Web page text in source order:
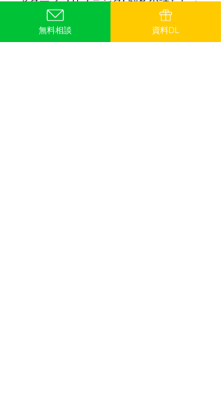
かりと聞き、理解した上で対応します。
無料相談 資料DL